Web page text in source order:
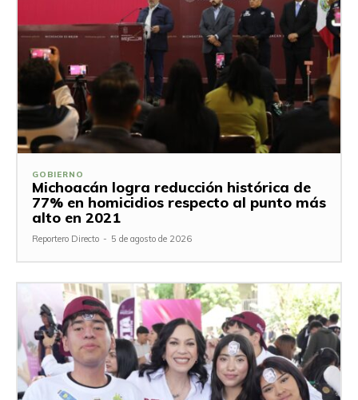
GOBIERNO
Michoacán logra reducción histórica de
77% en homicidios respecto al punto más
alto en 2021
Reportero Directo - 5 de agosto de 2026